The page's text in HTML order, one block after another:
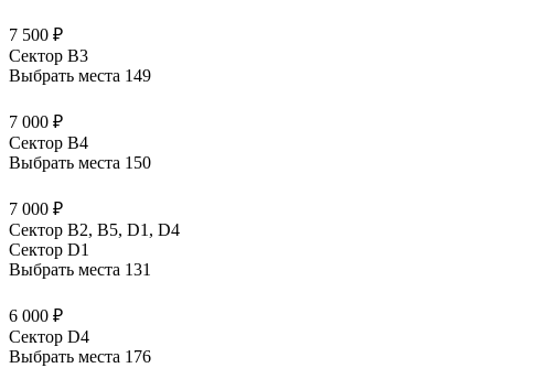
7 500 ₽
Сектор B3
Выбрать места 149
7 000 ₽
Сектор B4
Выбрать места 150
7 000 ₽
Сектор B2, B5, D1, D4
Сектор D1
Выбрать места 131
6 000 ₽
Сектор D4
Выбрать места 176